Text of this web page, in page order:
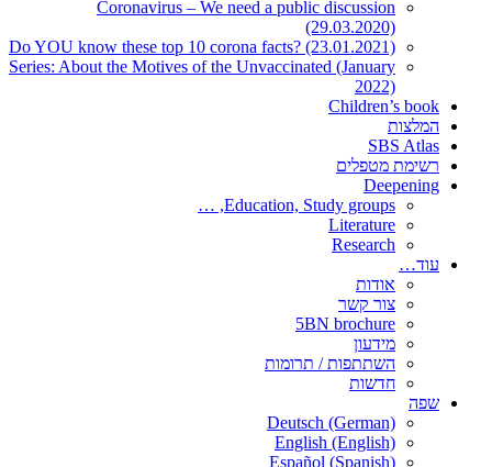
Coronavirus – We need a public discussion
(29.03.2020)
Do YOU know these top 10 corona facts? (23.01.2021)
Series: About the Motives of the Unvaccinated (January
2022)
Children’s book
המלצות
SBS Atlas
רשימת מטפלים
Deepening
Education, Study groups, …
Literature
Research
עוד…
אודות
צור קשר
5BN brochure
מידעון
השתתפות / תרומות
חדשות
שפה
Deutsch (German)
English (English)
Español (Spanish)